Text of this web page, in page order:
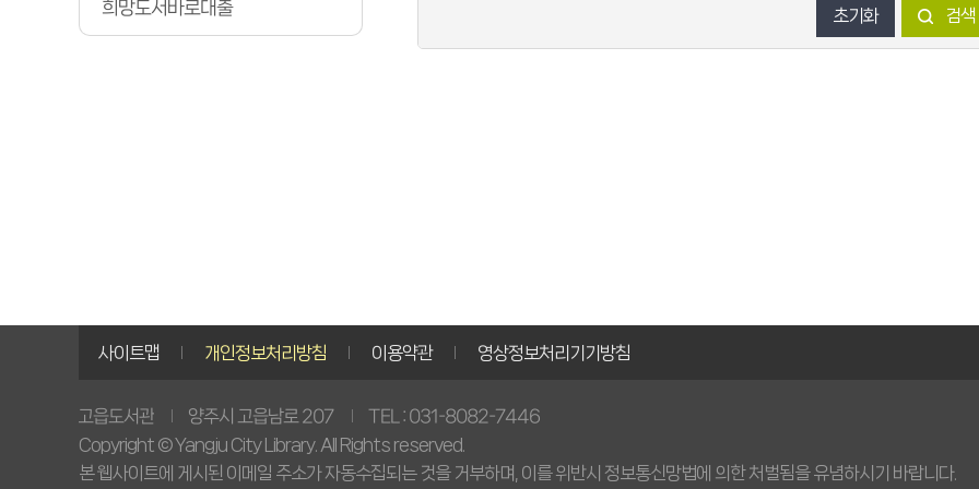
희망도서바로대출 초기화 검색
사이트맵 개인정보처리방침 이용약관 영상정보처리 기기방침
고읍도서관 양주시 고읍남로 207 TEL : 031-8082-7446
Copyright © Yangju City Library. All Rights reserved.
본 웹사이트에 게시된 이메일 주소가 자동수집되는 것을 거부하며, 이를 위반시 정보통신망법에 의한 처벌됨을 유념하시기 바랍니다.